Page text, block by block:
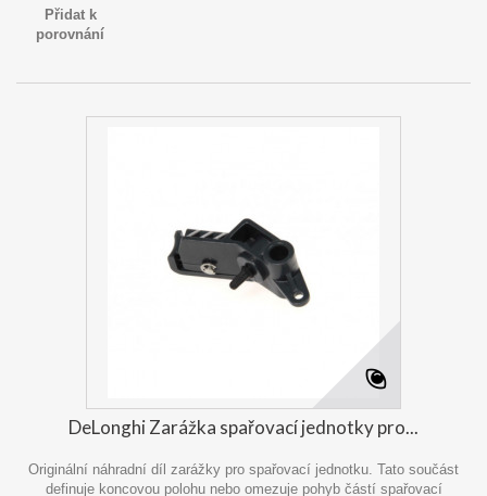
Přidat k
porovnání
DeLonghi Zarážka spařovací jednotky pro...
Originální náhradní díl zarážky pro spařovací jednotku. Tato součást
definuje koncovou polohu nebo omezuje pohyb částí spařovací